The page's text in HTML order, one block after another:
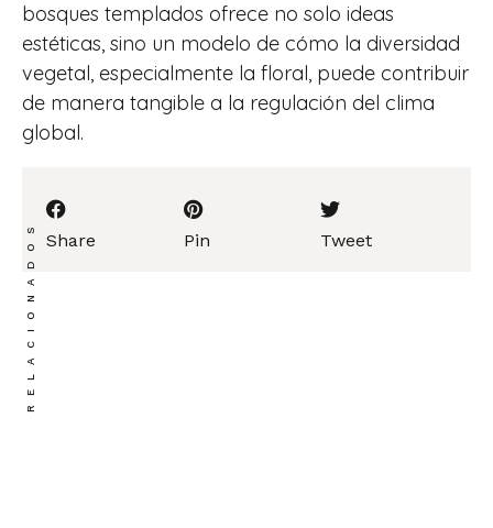
bosques templados ofrece no solo ideas
estéticas, sino un modelo de cómo la diversidad
vegetal, especialmente la floral, puede contribuir
de manera tangible a la regulación del clima
global.
Share Pin Tweet
RELACIONADOS